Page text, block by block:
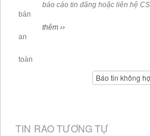
báo cáo tin đăng hoặc liên hệ
thêm ››
Báo tin không
TIN RAO TƯƠNG TỰ